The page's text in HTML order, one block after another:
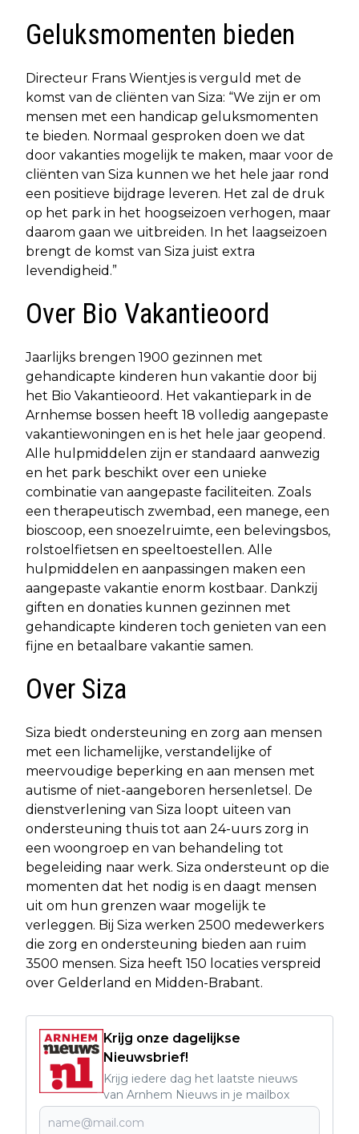
Geluksmomenten bieden
Directeur Frans Wientjes is verguld met de
komst van de cliënten van Siza: “We zijn er om
mensen met een handicap geluksmomenten
te bieden. Normaal gesproken doen we dat
door vakanties mogelijk te maken, maar voor de
cliënten van Siza kunnen we het hele jaar rond
een positieve bijdrage leveren. Het zal de druk
op het park in het hoogseizoen verhogen, maar
daarom gaan we uitbreiden. In het laagseizoen
brengt de komst van Siza juist extra
levendigheid.”
Over Bio Vakantieoord
Jaarlijks brengen 1900 gezinnen met
gehandicapte kinderen hun vakantie door bij
het Bio Vakantieoord. Het vakantiepark in de
Arnhemse bossen heeft 18 volledig aangepaste
vakantiewoningen en is het hele jaar geopend.
Alle hulpmiddelen zijn er standaard aanwezig
en het park beschikt over een unieke
combinatie van aangepaste faciliteiten. Zoals
een therapeutisch zwembad, een manege, een
bioscoop, een snoezelruimte, een belevingsbos,
rolstoelfietsen en speeltoestellen. Alle
hulpmiddelen en aanpassingen maken een
aangepaste vakantie enorm kostbaar. Dankzij
giften en donaties kunnen gezinnen met
gehandicapte kinderen toch genieten van een
fijne en betaalbare vakantie samen.
Over Siza
Siza biedt ondersteuning en zorg aan mensen
met een lichamelijke, verstandelijke of
meervoudige beperking en aan mensen met
autisme of niet-aangeboren hersenletsel. De
dienstverlening van Siza loopt uiteen van
ondersteuning thuis tot aan 24-uurs zorg in
een woongroep en van behandeling tot
begeleiding naar werk. Siza ondersteunt op die
momenten dat het nodig is en daagt mensen
uit om hun grenzen waar mogelijk te
verleggen. Bij Siza werken 2500 medewerkers
die zorg en ondersteuning bieden aan ruim
3500 mensen. Siza heeft 150 locaties verspreid
over Gelderland en Midden-Brabant.
Krijg onze dagelijkse
Nieuwsbrief!
Krijg iedere dag het laatste nieuws
van Arnhem Nieuws in je mailbox